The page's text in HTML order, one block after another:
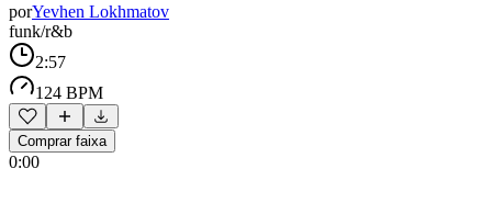
porYevhen Lokhmatov
funk/r&b
2:57
124 BPM
Comprar faixa
0:00